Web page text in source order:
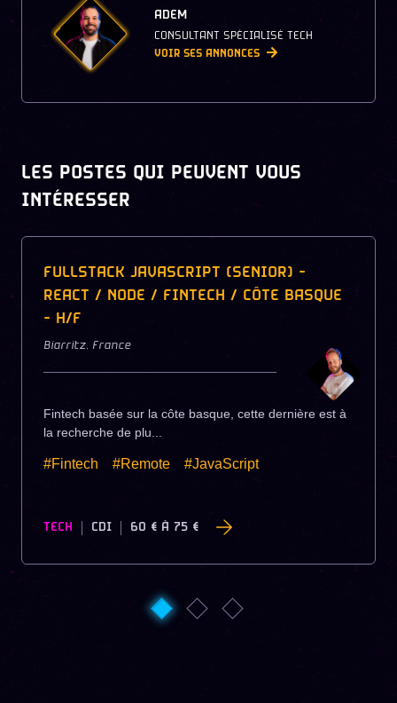
ADEM
CONSULTANT SPÉCIALISÉ TECH
VOIR SES ANNONCES
LES POSTES QUI PEUVENT VOUS
INTÉRESSER
FULLSTACK JAVASCRIPT (SENIOR) -
REACT / NODE / FINTECH / CÔTE BASQUE
- H/F
Biarritz, France
Fintech basée sur la côte basque, cette dernière est à
la recherche de plu...
#Fintech #Remote #JavaScript
TECH CDI 60 € À 75 €